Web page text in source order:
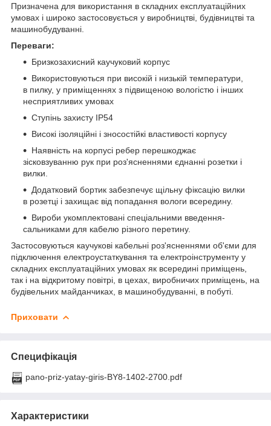
Призначена для використання в складних експлуатаційних
умовах і широко застосовується у виробництві, будівництві та
машинобудуванні.
Переваги:
Бризкозахисний каучуковий корпус
Використовуються при високій і низькій температури,
в пилку, у приміщеннях з підвищеною вологістю і інших
несприятливих умовах
Ступінь захисту IP54
Високі ізоляційні і зносостійкі властивості корпусу
Наявність на корпусі ребер перешкоджає
зісковзуванню рук при роз'ясненнями єднанні розетки і
вилки.
Додатковий бортик забезпечує щільну фіксацію вилки
в розетці і захищає від попадання вологи всередину.
Вироби укомплектовані спеціальними введення-
сальниками для кабелю різного перетину.
Застосовуються каучукові кабельні роз'ясненнями об'єми для
підключення електроустаткування та електроінструменту у
складних експлуатаційних умовах як всередині приміщень,
так і на відкритому повітрі, в цехах, виробничих приміщень, на
будівельних майданчиках, в машинобудуванні, в побуті.
Приховати
Специфікація
pano-priz-yatay-giris-BY8-1402-2700.pdf
Характеристики